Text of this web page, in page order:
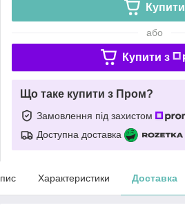
Купити
або
Купити з
Що таке купити з Пром?
Замовлення під захистом
Доступна доставка
Характеристики Доставка